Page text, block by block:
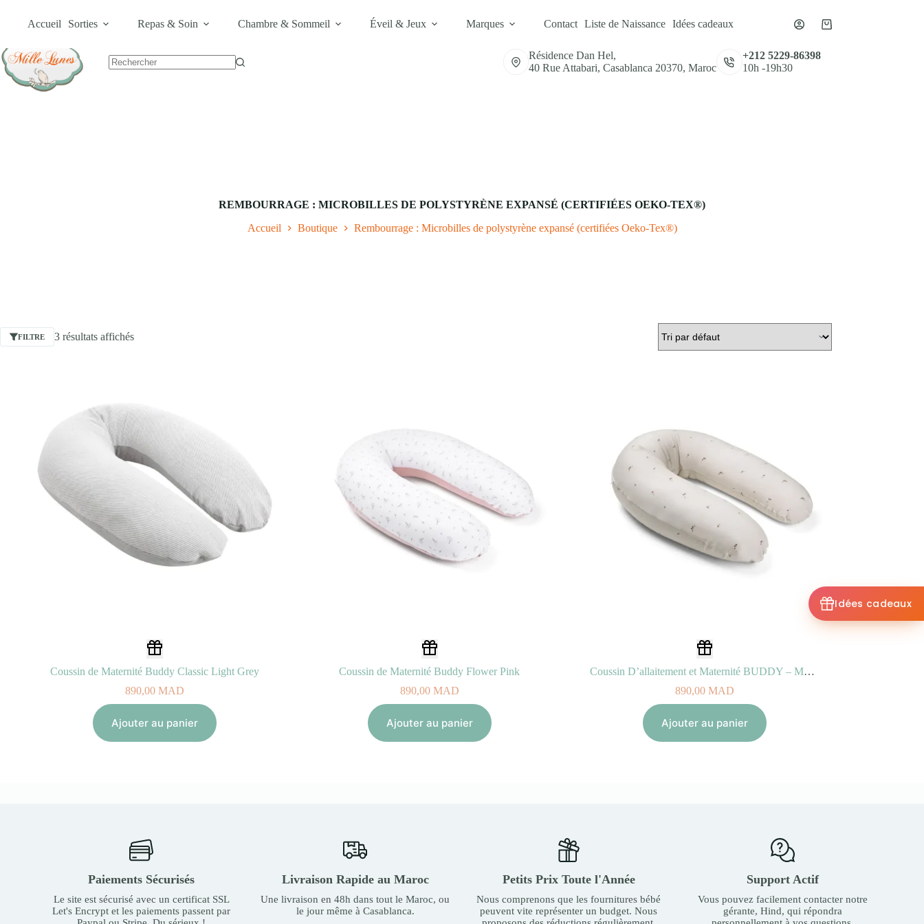
contenu
Résidence Dan Hel,
40 Rue Attabari, Casablanca 20370, Maroc
+212 5229-86398
10h -19h30
Accueil Sorties Repas & Soin Chambre & Sommeil Éveil & Jeux Marques Contact Liste de Naissance Idées cadeaux
Panier
REMBOURRAGE : MICROBILLES DE POLYSTYRÈNE EXPANSÉ (CERTIFIÉES OEKO-TEX®)
Accueil Boutique Rembourrage : Microbilles de polystyrène expansé (certifiées Oeko-Tex®)
FILTRE 3 résultats affichés
Coussin de Maternité Buddy Classic Light Grey
890,00MAD
Ajouter au panier
Coussin de Maternité Buddy Flower Pink
890,00MAD
Ajouter au panier
Coussin D’allaitement et Maternité BUDDY – Mushrooms Beige
890,00MAD
Ajouter au panier
Paiements Sécurisés
Le site est sécurisé avec un certificat SSL
Let's Encrypt et les paiements passent par
Livraison Rapide au Maroc
Une livraison en 48h dans tout le Maroc, ou
le jour même à Casablanca.
Petits Prix Toute l'Année
Nous comprenons que les fournitures bébé
peuvent vite représenter un budget. Nous
Support Actif
Vous pouvez facilement contacter notre
gérante, Hind, qui répondra
Idées cadeaux